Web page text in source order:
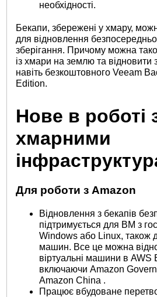
необхідності.
Бекапи, збережені у хмару,
для відновлення безпосередньо
зберігання. Причому можна
із хмари на землю та відновити
навіть безкоштовного Veeam
Edition.
Нове в роботі
хмарними
Для роботи з Amazon
Відновлення з бекапів
підтримується для ВМ з
Windows або Linux, також
машин. Все це можна
віртуальні машини в AWS
включаючи Amazon
Amazon China .
Працює вбудоване